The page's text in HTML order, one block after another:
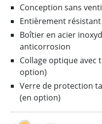
Conception sans
Entièrement
Boîtier en acier
anticorrosion
Collage optique
option)
Verre de protection
(en option)